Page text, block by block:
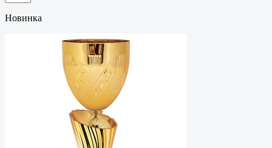
Новинка